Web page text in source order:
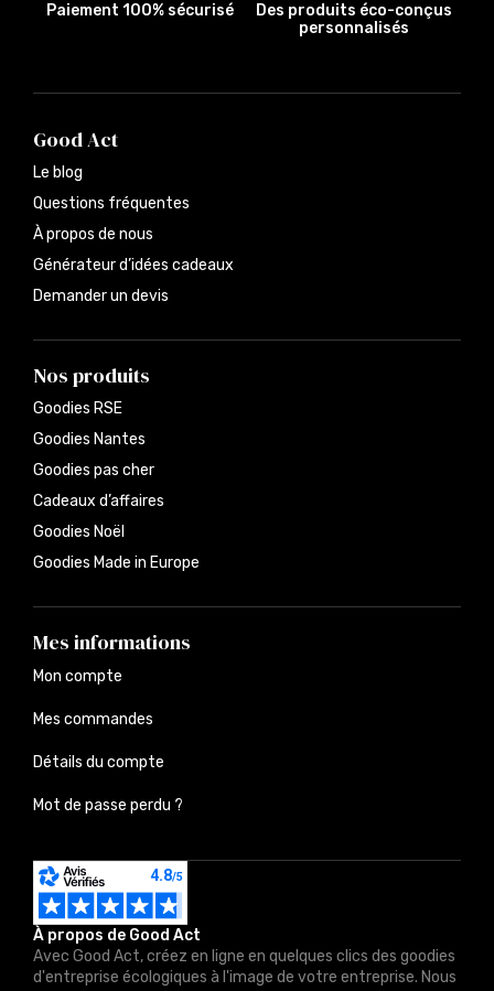
Paiement 100% sécurisé
Des produits éco-conçus
personnalisés
À propos de Good Act
Avec Good Act, créez en ligne en quelques clics des goodies
d'entreprise écologiques à l'image de votre entreprise. Nous
Good Act
Le blog
Questions fréquentes
À propos de nous
Générateur d’idées cadeaux
Demander un devis
Nos produits
Goodies RSE
Goodies Nantes
Goodies pas cher
Cadeaux d’affaires
Goodies Noël
Goodies Made in Europe
Mes informations
Mon compte
Mes commandes
Détails du compte
Mot de passe perdu ?